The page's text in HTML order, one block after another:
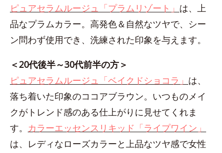
ピュアセラムルージュ「プラムリゾート」 は、上
品なプラムカラー。高発色＆自然なツヤで、シー
ン問わず使用でき、洗練された印象を与えます。
＜20代後半～30代前半の方＞
ピュアセラムルージュ「ベイクドショコラ」 は、
落ち着いた印象のココアブラウン。いつものメイ
クがトレンド感のある仕上がりに見せてくれま
す。 カラーエッセンスリキッド「ライプワイン」
は、レディなローズカラーと上品なツヤ感で女性